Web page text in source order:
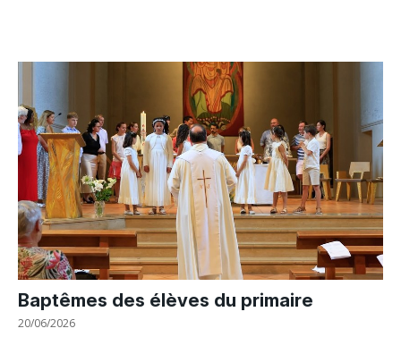
Baptêmes des élèves du primaire
20/06/2026